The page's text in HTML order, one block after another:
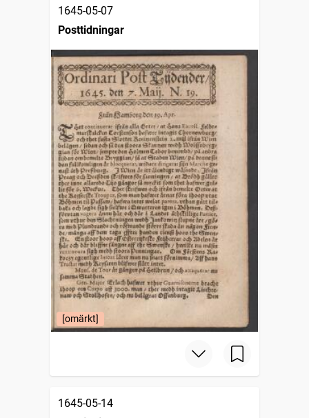
1645-05-07
Posttidningar
[omärkt]
1645-05-14